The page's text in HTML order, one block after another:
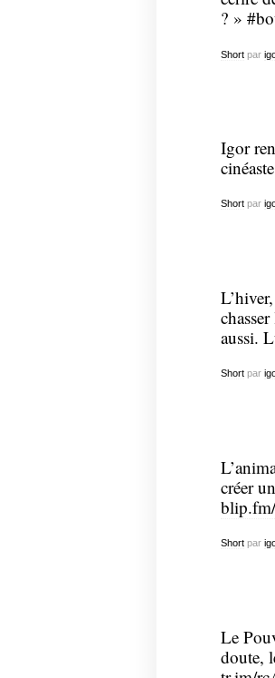
? »
Shortpar
Igor
Shortpar
aussi.
Shortpar
créer
Shortpar
Le
doute,